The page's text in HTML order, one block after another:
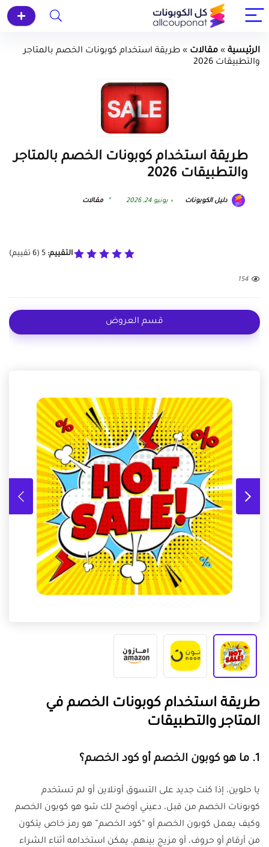
الرئيسية » مقالات » طريقة استخدام كوبونات الخصم بالمتاجر
والتطبيقات 2026
طريقة استخدام كوبونات الخصم بالمتاجر
والتطبيقات 2026
دليل الكوبونات يونيو 24, 2026 مقالات
التقييم: 5
(
6 تقييم)
154
قسم العروض
طريقة استخدام كوبونات الخصم في
المتاجر والتطبيقات
1. ما هو كوبون الخصم أو كود الخصم؟
يا حلوين، إذا كنت جديد على التسوق أونلاين أو لم تستخدم
كوبونات الخصم من قبل، دعيني أوضح لك شو هو كوبون الخصم
وكيف يعمل كوبون الخصم أو “كود الخصم” هو رمز خاص يتكون
من أرقام أو حروف، أو مزيج بينهم، يمكن استخدامه أثناء الشراء